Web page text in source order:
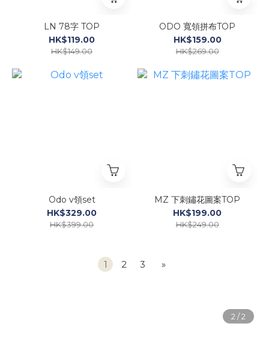
LN 78字 TOP
HK$119.00
HK$149.00
ODO 寬領拼布TOP
HK$159.00
HK$269.00
Odo v領set
HK$329.00
HK$399.00
MZ 下刺鏽花圖案TOP
HK$199.00
HK$249.00
1 2 3 »